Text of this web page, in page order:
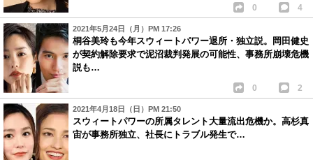
0 4
2021年5月24日（月）PM 17:26
桐谷美玲も今年スウィートパワー退所・独立説。岡田健史
が契約解除要求で泥沼裁判発展の可能性、事務所崩壊危機
説も…
0 2
2021年4月18日（日）PM 21:50
スウィートパワーの所属タレント大量流出危機か。高杉真
宙が事務所独立、社長にトラブル発生で…